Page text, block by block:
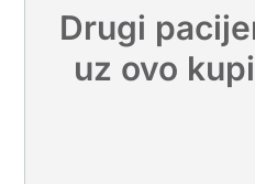
Drugi
uz ovo